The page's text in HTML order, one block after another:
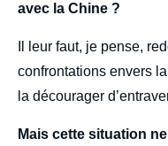
avec la Chine ?
Il leur faut, je pense,
confrontations envers
la décourager
Mais cette situation